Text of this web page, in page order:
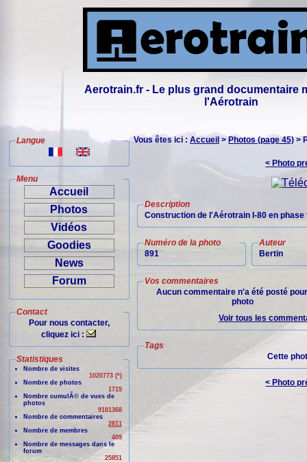
Aerotrain.fr - Le plus grand documentaire
l'Aérotrain
Langue
Menu
Accueil
Photos
Vidéos
Goodies
News
Forum
Contact
Pour nous contacter,
cliquez ici :
Statistiques
Nombre de visites
1020773 (*)
Nombre de photos
1715
Nombre cumulÃ© de vues de
photos
9181368
Nombre de commentaires
2811
Nombre de membres
409
Nombre de messages dans le
forum
25851
Vous êtes ici : Accueil > Photos (page 45) >
< Photo
Description
Construction de l'Aérotrain I-80 en phase
Numéro de la photo
891
Auteur
Bertin
Vos commentaires
Aucun commentaire n'a été posté
photo
Voir tous les
Tags
Cette
< Photo